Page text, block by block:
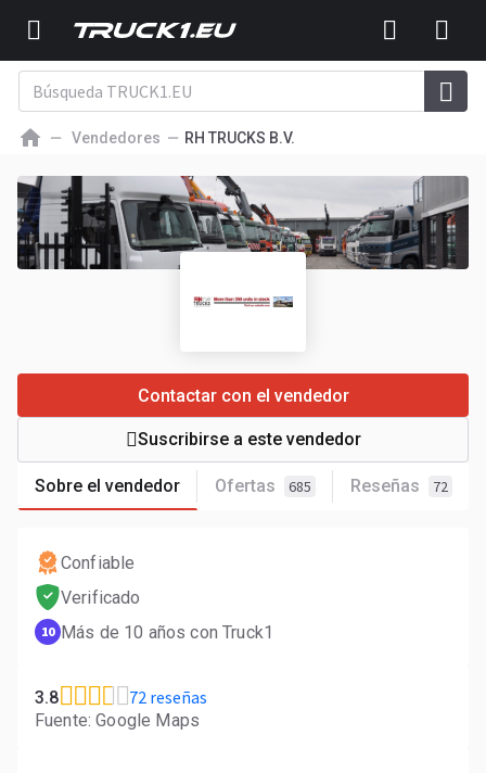
Vendedores RH TRUCKS B.V.
Sobre el vendedor Ofertas 685 Reseñas 72
Contactar con el vendedor
Suscribirse a este vendedor
Confiable
Verificado
10 Más de 10 años con Truck1
3.8 72 reseñas
Fuente: Google Maps